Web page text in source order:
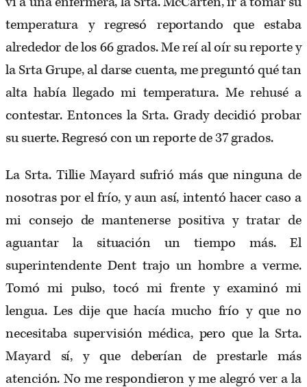
temperatura y regresó reportando que estaba
alrededor de los 66 grados. Me reí al oír su reporte y
la Srta Grupe, al darse cuenta, me preguntó qué tan
alta había llegado mi temperatura. Me rehusé a
contestar. Entonces la Srta. Grady decidió probar
su suerte. Regresó con un reporte de 37 grados.
La Srta. Tillie Mayard sufrió más que ninguna de
nosotras por el frío, y aun así, intentó hacer caso a
mi consejo de mantenerse positiva y tratar de
aguantar la situación un tiempo más. El
superintendente Dent trajo un hombre a verme.
Tomó mi pulso, tocó mi frente y examinó mi
lengua. Les dije que hacía mucho frío y que no
necesitaba supervisión médica, pero que la Srta.
Mayard sí, y que deberían de prestarle más
atención. No me respondieron y me alegró ver a la